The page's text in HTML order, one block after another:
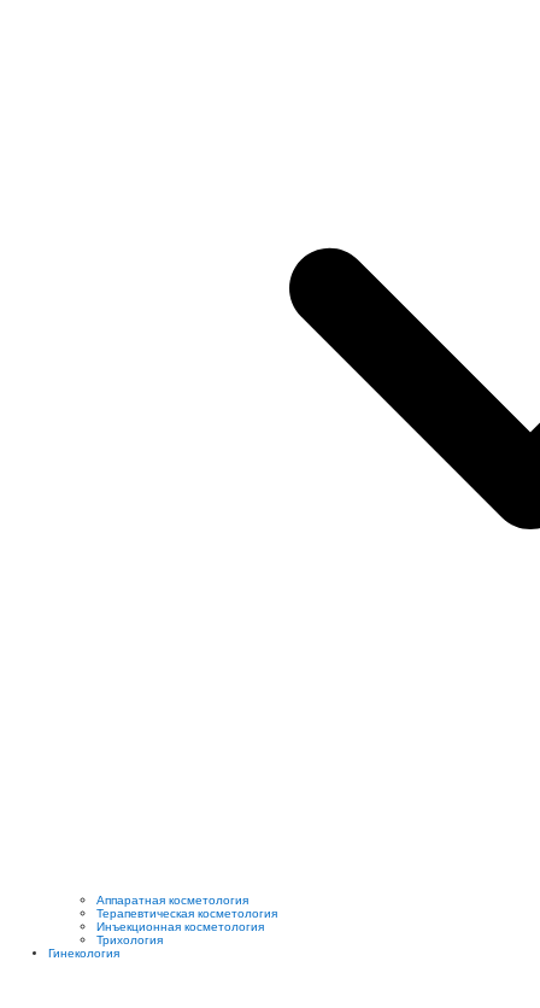
Аппаратная косметология
Терапевтическая косметология
Инъекционная косметология
Трихология
Гинекология